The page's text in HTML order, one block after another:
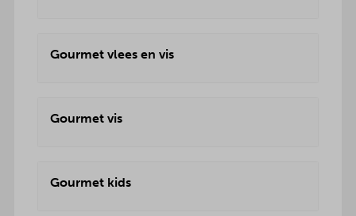
Gourmet vlees en vis
Gourmet vis
Gourmet kids